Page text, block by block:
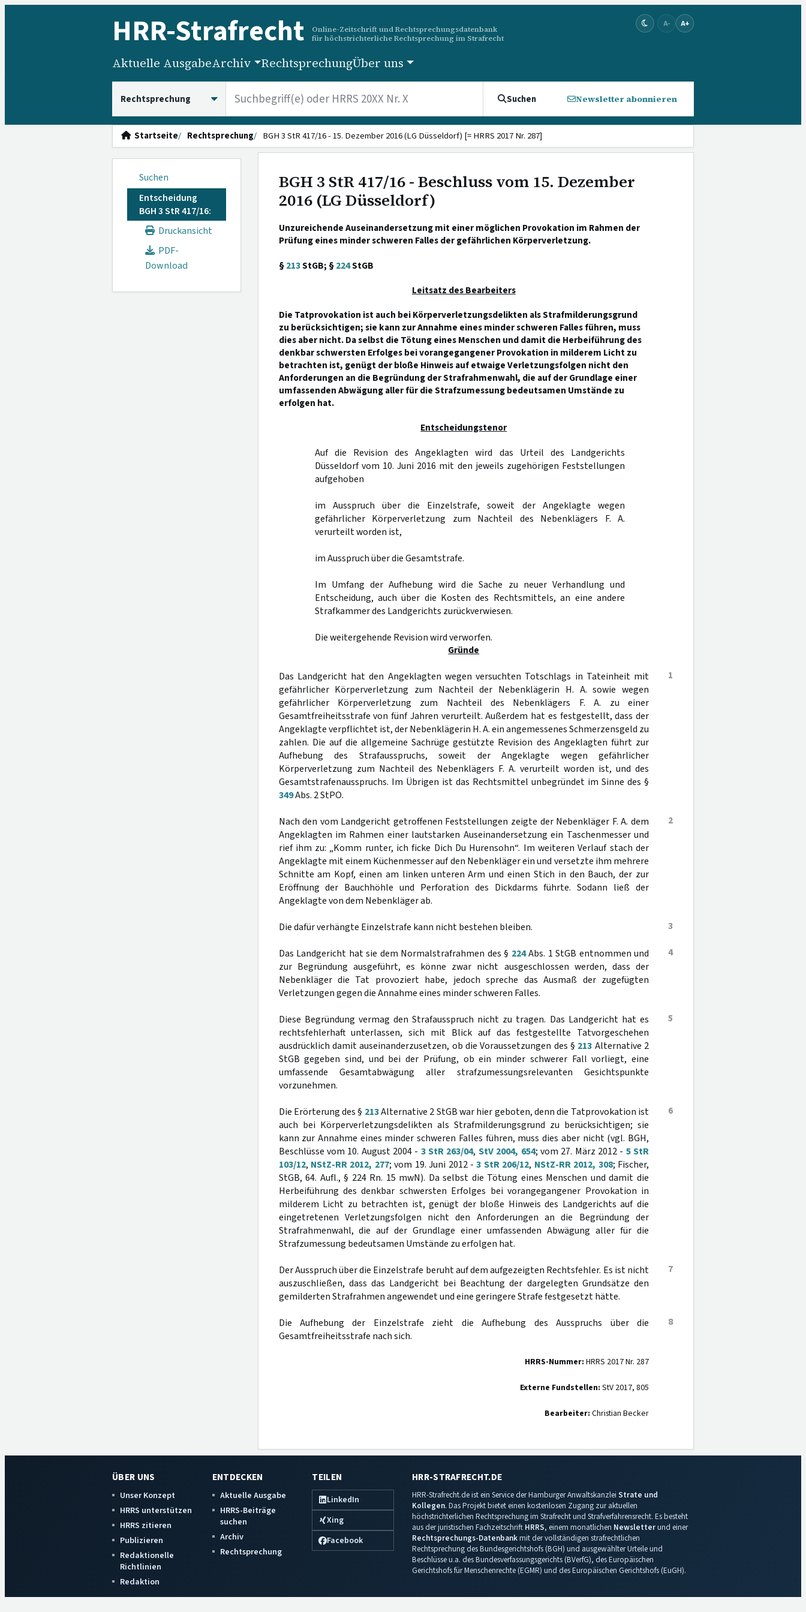
HRR-Strafrecht
Online-Zeitschrift und Rechtsprechungsdatenbank
für höchstrichterliche Rechtsprechung im Strafrecht
A- A+
Aktuelle AusgabeArchiv RechtsprechungÜber uns
Suchen Newsletter abonnieren
Startseite Rechtsprechung BGH 3 StR 417/16 - 15. Dezember 2016 (LG Düsseldorf) [= HRRS 2017 Nr. 287]
Suchen
Entscheidung
BGH 3 StR 417/16:
Druckansicht
PDF-
Download
BGH 3 StR 417/16 - Beschluss vom 15. Dezember
2016 (LG Düsseldorf)
Unzureichende Auseinandersetzung mit einer möglichen Provokation im Rahmen der
Prüfung eines minder schweren Falles der gefährlichen Körperverletzung.
§213StGB; §224StGB
Leitsatz des Bearbeiters
Die Tatprovokation ist auch bei Körperverletzungsdelikten als Strafmilderungsgrund
zu berücksichtigen; sie kann zur Annahme eines minder schweren Falles führen, muss
dies aber nicht. Da selbst die Tötung eines Menschen und damit die Herbeiführung des
denkbar schwersten Erfolges bei vorangegangener Provokation in milderem Licht zu
betrachten ist, genügt der bloße Hinweis auf etwaige Verletzungsfolgen nicht den
Anforderungen an die Begründung der Strafrahmenwahl, die auf der Grundlage einer
umfassenden Abwägung aller für die Strafzumessung bedeutsamen Umstände zu
erfolgen hat.
Entscheidungstenor
Auf die Revision des Angeklagten wird das Urteil des Landgerichts
Düsseldorf vom 10. Juni 2016 mit den jeweils zugehörigen Feststellungen
aufgehoben
im Ausspruch über die Einzelstrafe, soweit der Angeklagte wegen
gefährlicher Körperverletzung zum Nachteil des Nebenklägers F. A.
verurteilt worden ist,
im Ausspruch über die Gesamtstrafe.
Im Umfang der Aufhebung wird die Sache zu neuer Verhandlung und
Entscheidung, auch über die Kosten des Rechtsmittels, an eine andere
Strafkammer des Landgerichts zurückverwiesen.
Die weitergehende Revision wird verworfen.
Gründe
1
Das Landgericht hat den Angeklagten wegen versuchten Totschlags in Tateinheit mit
gefährlicher Körperverletzung zum Nachteil der Nebenklägerin H. A. sowie wegen
gefährlicher Körperverletzung zum Nachteil des Nebenklägers F. A. zu einer
Gesamtfreiheitsstrafe von fünf Jahren verurteilt. Außerdem hat es festgestellt, dass der
Angeklagte verpflichtet ist, der Nebenklägerin H. A. ein angemessenes Schmerzensgeld zu
zahlen. Die auf die allgemeine Sachrüge gestützte Revision des Angeklagten führt zur
Aufhebung des Strafausspruchs, soweit der Angeklagte wegen gefährlicher
Körperverletzung zum Nachteil des Nebenklägers F. A. verurteilt worden ist, und des
Gesamtstrafenausspruchs. Im Übrigen ist das Rechtsmittel unbegründet im Sinne des §
349Abs. 2 StPO.
2
Nach den vom Landgericht getroffenen Feststellungen zeigte der Nebenkläger F. A. dem
Angeklagten im Rahmen einer lautstarken Auseinandersetzung ein Taschenmesser und
rief ihm zu: „Komm runter, ich ficke Dich Du Hurensohn“. Im weiteren Verlauf stach der
Angeklagte mit einem Küchenmesser auf den Nebenkläger ein und versetzte ihm mehrere
Schnitte am Kopf, einen am linken unteren Arm und einen Stich in den Bauch, der zur
Eröffnung der Bauchhöhle und Perforation des Dickdarms führte. Sodann ließ der
Angeklagte von dem Nebenkläger ab.
3
Die dafür verhängte Einzelstrafe kann nicht bestehen bleiben.
4
Das Landgericht hat sie dem Normalstrafrahmen des § 224Abs. 1 StGB entnommen und
zur Begründung ausgeführt, es könne zwar nicht ausgeschlossen werden, dass der
Nebenkläger die Tat provoziert habe, jedoch spreche das Ausmaß der zugefügten
Verletzungen gegen die Annahme eines minder schweren Falles.
5
Diese Begründung vermag den Strafausspruch nicht zu tragen. Das Landgericht hat es
rechtsfehlerhaft unterlassen, sich mit Blick auf das festgestellte Tatvorgeschehen
ausdrücklich damit auseinanderzusetzen, ob die Voraussetzungen des § 213 Alternative 2
StGB gegeben sind, und bei der Prüfung, ob ein minder schwerer Fall vorliegt, eine
umfassende Gesamtabwägung aller strafzumessungsrelevanten Gesichtspunkte
vorzunehmen.
6
Die Erörterung des § 213Alternative 2 StGB war hier geboten, denn die Tatprovokation ist
auch bei Körperverletzungsdelikten als Strafmilderungsgrund zu berücksichtigen; sie
kann zur Annahme eines minder schweren Falles führen, muss dies aber nicht (vgl. BGH,
Beschlüsse vom 10. August 2004 - 3 StR 263/04, StV 2004, 654; vom 27. März 2012 - 5 StR
103/12, NStZ-RR 2012, 277; vom 19. Juni 2012 -3 StR 206/12, NStZ-RR 2012, 308; Fischer,
StGB, 64. Aufl., § 224 Rn. 15 mwN). Da selbst die Tötung eines Menschen und damit die
Herbeiführung des denkbar schwersten Erfolges bei vorangegangener Provokation in
milderem Licht zu betrachten ist, genügt der bloße Hinweis des Landgerichts auf die
eingetretenen Verletzungsfolgen nicht den Anforderungen an die Begründung der
Strafrahmenwahl, die auf der Grundlage einer umfassenden Abwägung aller für die
Strafzumessung bedeutsamen Umstände zu erfolgen hat.
7
Der Ausspruch über die Einzelstrafe beruht auf dem aufgezeigten Rechtsfehler. Es ist nicht
auszuschließen, dass das Landgericht bei Beachtung der dargelegten Grundsätze den
gemilderten Strafrahmen angewendet und eine geringere Strafe festgesetzt hätte.
8
Die Aufhebung der Einzelstrafe zieht die Aufhebung des Ausspruchs über die
Gesamtfreiheitsstrafe nach sich.
HRRS-Nummer: HRRS 2017 Nr. 287
Externe Fundstellen: StV 2017, 805
Bearbeiter: Christian Becker
ÜBER UNS
Unser Konzept
HRRS unterstützen
HRRS zitieren
Publizieren
Redaktionelle
Richtlinien
Redaktion
ENTDECKEN
Aktuelle Ausgabe
HRRS-Beiträge
suchen
Archiv
Rechtsprechung
TEILEN
LinkedIn
Xing
Facebook
HRR-STRAFRECHT.DE
HRR-Strafrecht.de ist ein Service der Hamburger Anwaltskanzlei Strate und
Kollegen. Das Projekt bietet einen kostenlosen Zugang zur aktuellen
höchstrichterlichen Rechtsprechung im Strafrecht und Strafverfahrensrecht. Es besteht
aus der juristischen Fachzeitschrift HRRS, einem monatlichen Newsletterund einer
Rechtsprechungs-Datenbankmit der vollständigen strafrechtlichen
Rechtsprechung des Bundesgerichtshofs (BGH) und ausgewählter Urteile und
Beschlüsse u.a. des Bundesverfassungsgerichts (BVerfG), des Europäischen
Gerichtshofs für Menschenrechte (EGMR) und des Europäischen Gerichtshofs (EuGH).